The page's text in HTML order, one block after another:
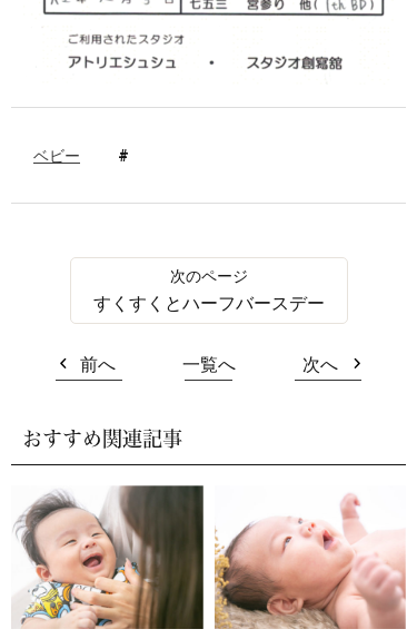
ベビー
すくすくとハーフバースデー
前へ 一覧へ 次へ
おすすめ関連記事